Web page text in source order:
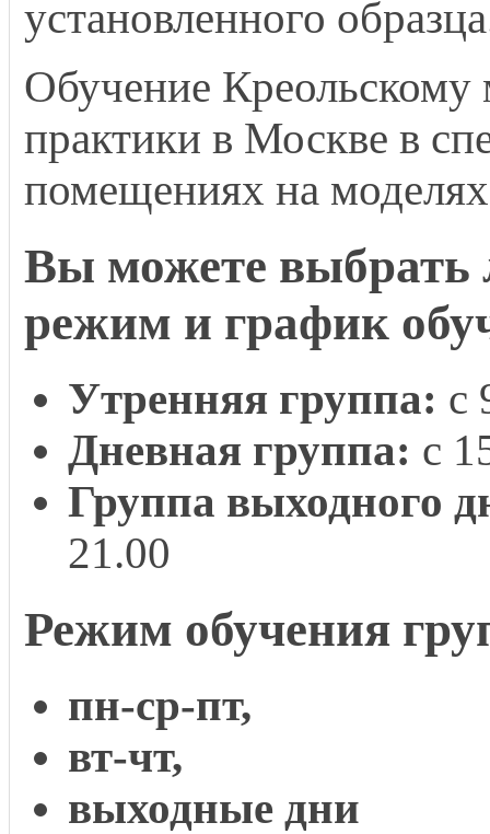
установленного
Обучение Креольскому
практики в Москве в
помещениях на
Вы можете выбрать
режим и график
Утренняя группа: с
Дневная группа: с
Группа выходного
21.00
Режим обучения
пн-ср-пт,
вт-чт,
выходные дни